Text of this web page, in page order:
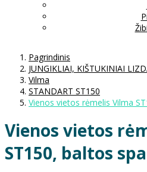
Pagrindinis
JUNGIKLIAI, KIŠTUKINIAI
Vilma
STANDART ST150
Vienos vietos rėmelis Vilma
Vienos vietos
ST150, baltos